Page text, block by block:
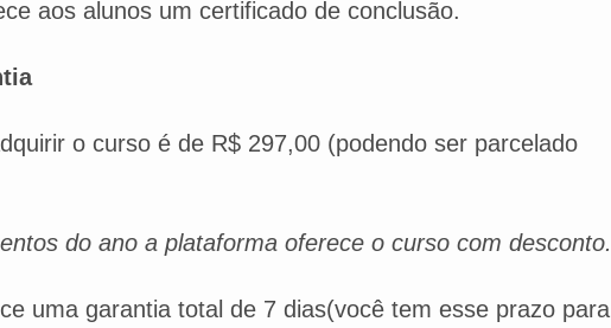
aos alunos um certificado de conclusão.
o curso é de R$ 297,00 (podendo ser parcelado
do ano a plataforma oferece o curso com desconto.
uma garantia total de 7 dias(você tem esse prazo para